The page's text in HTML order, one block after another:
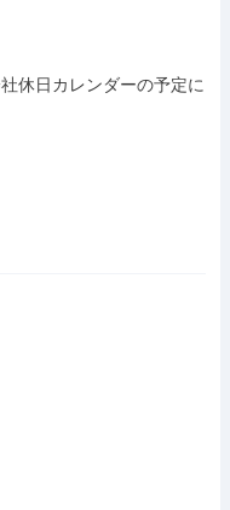
休日カレンダーの予定に